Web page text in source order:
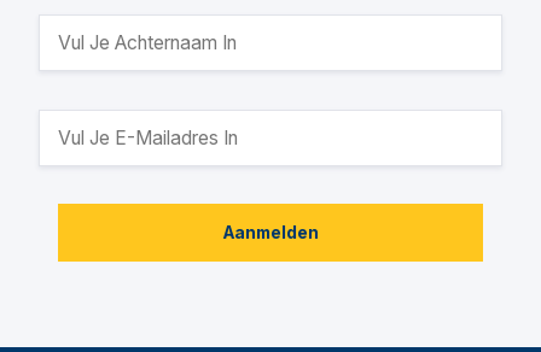
Aanmelden